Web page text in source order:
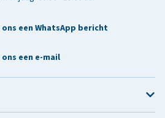
een WhatsApp bericht
een e-mail